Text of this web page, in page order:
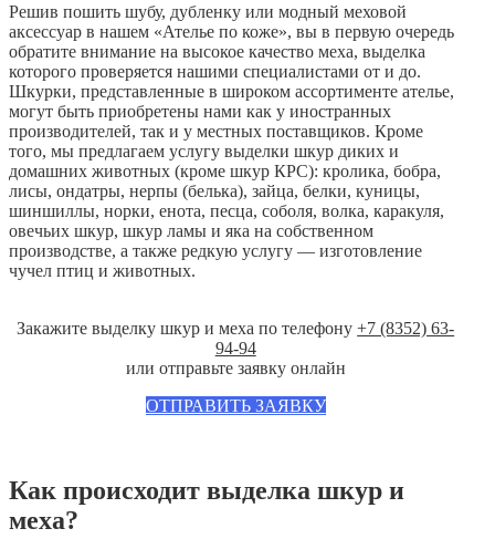
Решив пошить шубу, дубленку или модный меховой
аксессуар в нашем «Ателье по коже», вы в первую очередь
обратите внимание на высокое качество меха, выделка
которого проверяется нашими специалистами от и до.
Шкурки, представленные в широком ассортименте ателье,
могут быть приобретены нами как у иностранных
производителей, так и у местных поставщиков. Кроме
того, мы предлагаем услугу выделки шкур диких и
домашних животных (кроме шкур КРС): кролика, бобра,
лисы, ондатры, нерпы (белька), зайца, белки, куницы,
шиншиллы, норки, енота, песца, соболя, волка, каракуля,
овечьих шкур, шкур ламы и яка на собственном
производстве, а также редкую услугу — изготовление
чучел птиц и животных.
Закажите выделку шкур и меха по телефону+7 (8352) 63-
94-94
или отправьте заявку онлайн
ОТПРАВИТЬ ЗАЯВКУ
Как происходит выделка шкур и
меха?